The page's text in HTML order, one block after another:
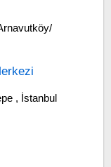
, İstanbul